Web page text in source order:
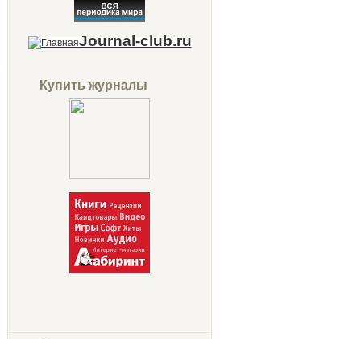
Journal-club.ru
Купить журналы